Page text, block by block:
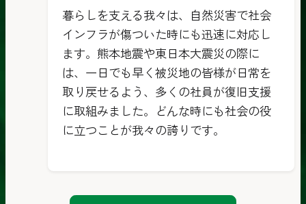
暮らしを支える我々は、自然災害で社会
インフラが傷ついた時にも迅速に対応し
ます。熊本地震や東日本大震災の際に
は、一日でも早く被災地の皆様が日常を
取り戻せるよう、多くの社員が復旧支援
に取組みました。どんな時にも社会の役
に立つことが我々の誇りです。